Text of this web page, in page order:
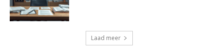
Laad meer